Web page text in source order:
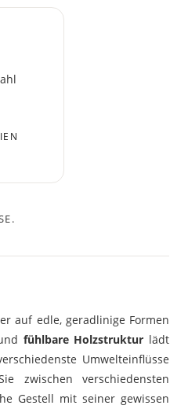
auf edle, geradlinige Formen
fühlbare Holzstruktur lädt
Umwelteinflüsse
zwischen verschiedensten
Gestell mit seiner gewissen